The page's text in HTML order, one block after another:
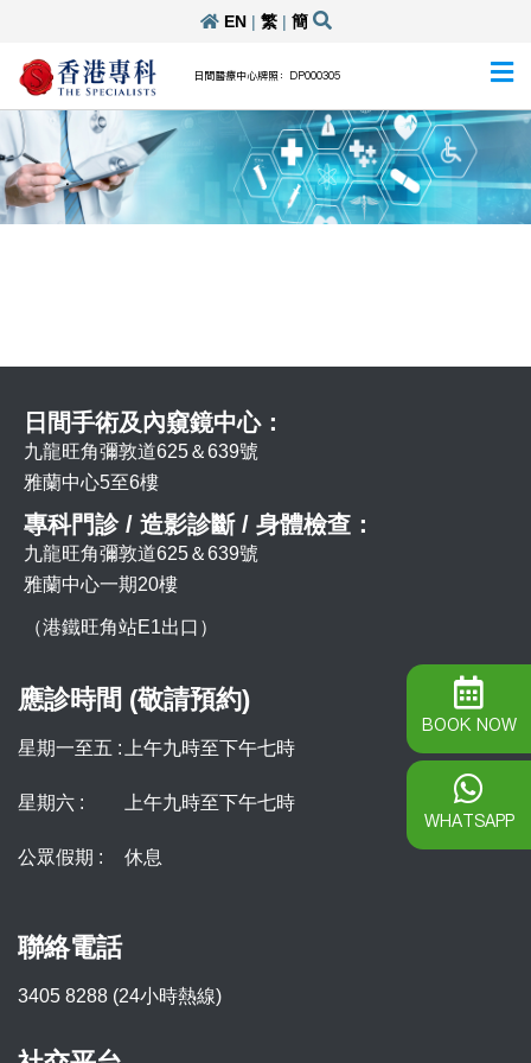
EN| 繁| 簡
日間醫療中心牌照：DP000305
日間手術及內窺鏡中心：
九龍旺角彌敦道625＆639號
雅蘭中心5至6樓
專科門診 / 造影診斷 / 身體檢查：
九龍旺角彌敦道625＆639號
雅蘭中心一期20樓
（港鐵旺角站E1出口）
應診時間 (敬請預約)
星期一至五 : 上午九時至下午七時
星期六 : 上午九時至下午七時
公眾假期 : 休息
聯絡電話
3405 8288 (24小時熱線)
BOOK NOW
WHATSAPP